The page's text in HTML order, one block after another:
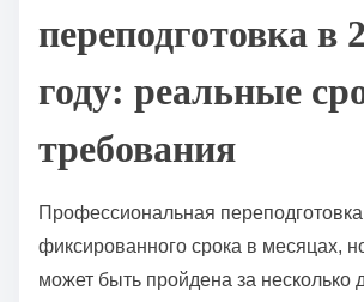
переподготовка в
году: реальные
требования
Профессиональная
фиксированного срока в месяцах,
может быть пройдена за несколько